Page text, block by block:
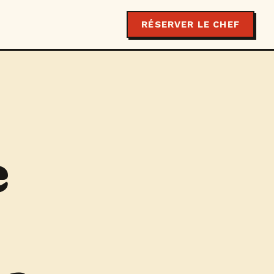
RÉSERVER LE CHEF